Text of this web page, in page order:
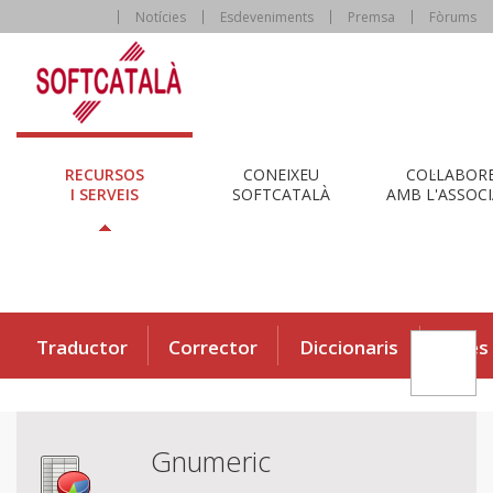
Notícies Esdeveniments Premsa Fòrums
RECURSOS
I SERVEIS
CONEIXEU
SOFTCATALÀ
AMB
Traductor Corrector Diccionaris Eines
Gnumeric